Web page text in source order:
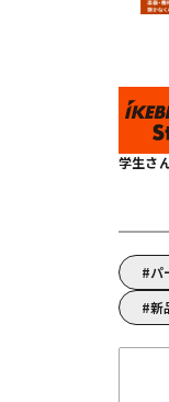
学生さ
パ
新